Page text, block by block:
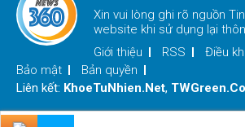
Xin vui lòng ghi rõ nguồn
website khi sử dụng lại
Giới thiệu
RSS
Điều
Bảo mật
Bản quyền
Liên kết: KhoeTuNhien.Net, TWGreen.Co
x